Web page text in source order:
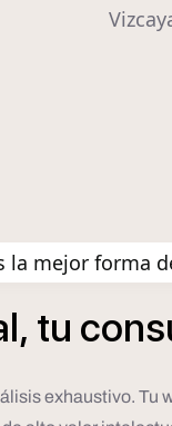
la mejor forma
tu
exhaustivo. Tu